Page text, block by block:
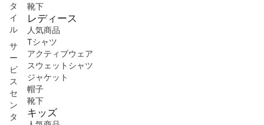
タ
イ
ル
サ
ー
ビ
ス
セ
ン
タ
靴下
レディース
人気商品
Tシャツ
アクティブウェア
スウェットシャツ
ジャケット
帽子
靴下
キッズ